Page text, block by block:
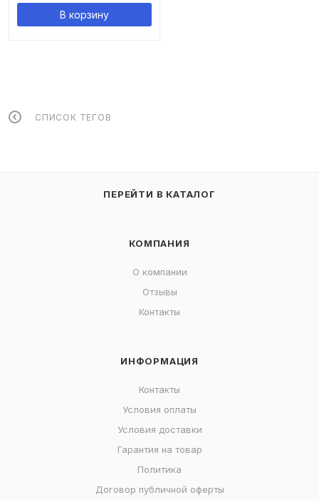
В корзину
СПИСОК ТЕГОВ
ПЕРЕЙТИ В КАТАЛОГ
КОМПАНИЯ
О компании
Отзывы
Контакты
ИНФОРМАЦИЯ
Контакты
Условия оплаты
Условия доставки
Гарантия на товар
Политика
Договор публичной оферты